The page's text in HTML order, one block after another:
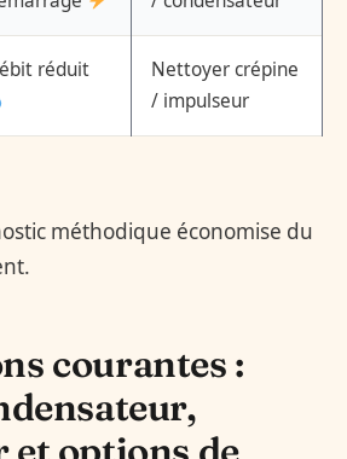
réduit
Nettoyer crépine
/ impulseur
méthodique économise du
courantes :